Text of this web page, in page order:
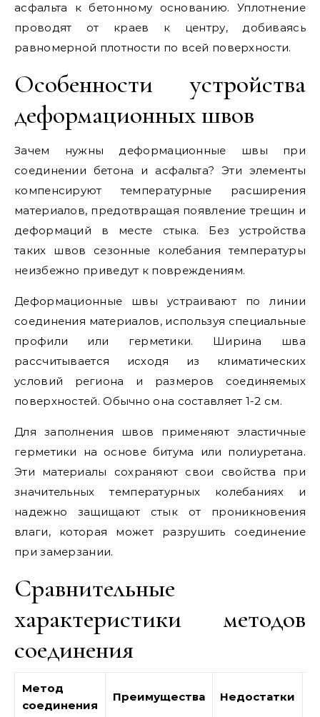
асфальта к бетонному основанию. Уплотнение
проводят от краев к центру, добиваясь
равномерной плотности по всей поверхности.
Особенности устройства
деформационных швов
Зачем нужны деформационные швы при
соединении бетона и асфальта? Эти элементы
компенсируют температурные расширения
материалов, предотвращая появление трещин и
деформаций в месте стыка. Без устройства
таких швов сезонные колебания температуры
неизбежно приведут к повреждениям.
Деформационные швы устраивают по линии
соединения материалов, используя специальные
профили или герметики. Ширина шва
рассчитывается исходя из климатических
условий региона и размеров соединяемых
поверхностей. Обычно она составляет 1-2 см.
Для заполнения швов применяют эластичные
герметики на основе битума или полиуретана.
Эти материалы сохраняют свои свойства при
значительных температурных колебаниях и
надежно защищают стык от проникновения
влаги, которая может разрушить соединение
при замерзании.
Сравнительные
характеристики методов
соединения
Метод
соединения
Преимущества Недостатки